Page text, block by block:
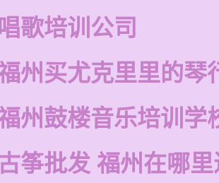
歌培训公司
州买尤克里里的琴
州鼓楼音乐培训学
筝批发 福州在哪